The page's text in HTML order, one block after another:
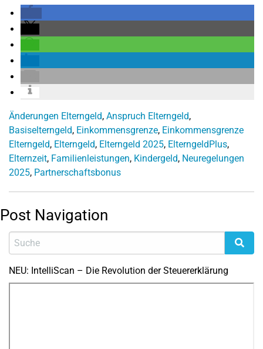
Änderungen Elterngeld, Anspruch Elterngeld,
Basiselterngeld, Einkommensgrenze, Einkommensgrenze
Elterngeld, Elterngeld, Elterngeld 2025, ElterngeldPlus,
Elternzeit, Familienleistungen, Kindergeld, Neuregelungen
2025, Partnerschaftsbonus
Post Navigation
NEU: IntelliScan – Die Revolution der Steuererklärung